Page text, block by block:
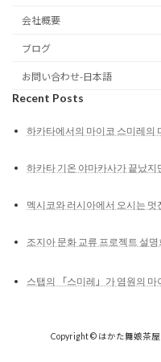
会社概要
ブログ
お問い合わせ-日本語
Recent Posts
하카타에서의 마이코 스미레의
하카타 기온 야마카사가 끝났지
멕시코와 러시아에서 오시는
조지아 문화 교류 프로젝트 설명
스탭의 「스미레」가 염원의
Copyright © はかた舞娘茶